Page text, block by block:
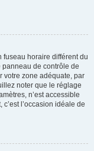
fuseau horaire différent du
de contrôle de
votre zone adéquate, par
noter que le réglage
n’est accessible
l’occasion idéale de